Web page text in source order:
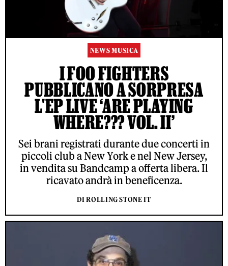
NEWS MUSICA
I FOO FIGHTERS
PUBBLICANO A SORPRESA
L'EP LIVE ‘ARE PLAYING
WHERE??? VOL. II’
Sei brani registrati durante due concerti in
piccoli club a New York e nel New Jersey,
in vendita su Bandcamp a offerta libera. Il
ricavato andrà in beneficenza.
DI ROLLING STONE IT